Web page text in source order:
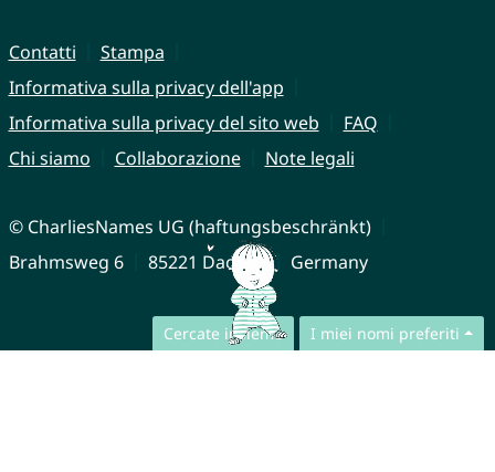
Cercate insieme I miei nomi preferiti
Contatti
Stampa
Informativa sulla privacy dell'app
Informativa sulla privacy del sito web
FAQ
Chi siamo
Collaborazione Note legali
© CharliesNames UG (haftungsbeschränkt)
Brahmsweg 6
85221 Dachau Germany